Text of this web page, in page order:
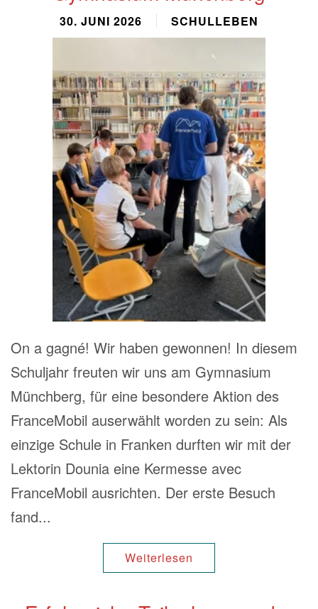
30. JUNI 2026 SCHULLEBEN
On a gagné! Wir haben gewonnen! In diesem
Schuljahr freuten wir uns am Gymnasium
Münchberg, für eine besondere Aktion des
FranceMobil auserwählt worden zu sein: Als
einzige Schule in Franken durften wir mit der
Lektorin Dounia eine Kermesse avec
FranceMobil ausrichten. Der erste Besuch
fand...
Weiterlesen